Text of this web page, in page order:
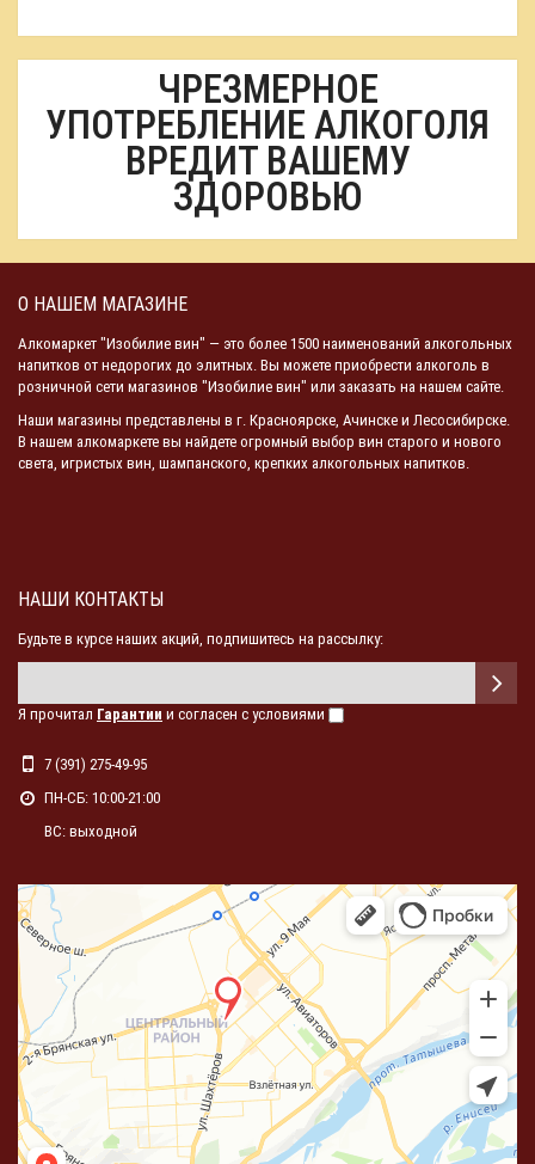
ЧРЕЗМЕРНОЕ
УПОТРЕБЛЕНИЕ АЛКОГОЛЯ
ВРЕДИТ ВАШЕМУ
ЗДОРОВЬЮ
О НАШЕМ МАГАЗИНЕ
Алкомаркет "Изобилие вин" — это более 1500 наименований алкогольных
напитков от недорогих до элитных. Вы можете приобрести алкоголь в
розничной сети магазинов "Изобилие вин" или заказать на нашем сайте.
Наши магазины представлены в г. Красноярске, Ачинске и Лесосибирске.
В нашем алкомаркете вы найдете огромный выбор вин старого и нового
света, игристых вин, шампанского, крепких алкогольных напитков.
НАШИ КОНТАКТЫ
Будьте в курсе наших акций, подпишитесь на рассылку:
Я прочитал Гарантии и согласен с условиями
7 (391) 275-49-95
ПН-СБ: 10:00-21:00
ВС: выходной